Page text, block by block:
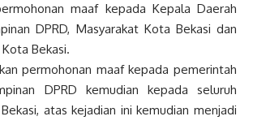
maaf kepada Kepala Daerah
DPRD, Masyarakat Kota Bekasi dan
Bekasi.
permohonan maaf kepada pemerintah
DPRD kemudian kepada seluruh
atas kejadian ini kemudian menjadi